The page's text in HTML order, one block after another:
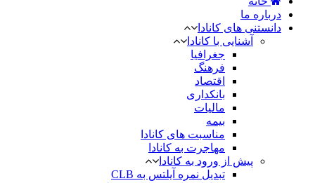
درباره ما
دانستنی های کانادا
آشنایی با کانادا
جغرافیا
فرهنگ
اقتصاد
بانکداری
مالیات
بیمه
مناسبت های کانادا
مهاجرت به کانادا
پیش از ورود به کانادا
تبدیل نمره آیلتس به CLB